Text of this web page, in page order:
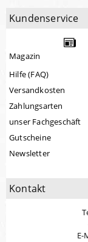
Kundenservice
Magazin
Hilfe (FAQ)
Versandkosten
Zahlungsarten
unser Fachgeschäft
Gutscheine
Newsletter
Kontakt
E-